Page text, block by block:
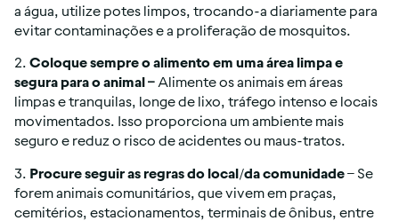
a água, utilize potes limpos, trocando-a diariamente para
evitar contaminações e a proliferação de mosquitos.
2. Coloque sempre o alimento em uma área limpa e
segura para o animal – Alimente os animais em áreas
limpas e tranquilas, longe de lixo, tráfego intenso e locais
movimentados. Isso proporciona um ambiente mais
seguro e reduz o risco de acidentes ou maus-tratos.
3. Procure seguir as regras do local/da comunidade – Se
forem animais comunitários, que vivem em praças,
cemitérios, estacionamentos, terminais de ônibus, entre